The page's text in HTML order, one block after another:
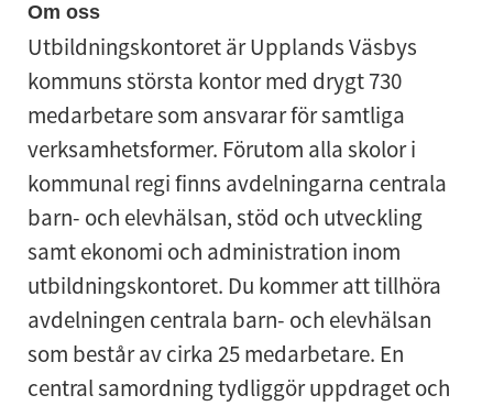
Om oss
Utbildningskontoret är Upplands Väsbys
kommuns största kontor med drygt 730
medarbetare som ansvarar för samtliga
verksamhetsformer. Förutom alla skolor i
kommunal regi finns avdelningarna centrala
barn- och elevhälsan, stöd och utveckling
samt ekonomi och administration inom
utbildningskontoret. Du kommer att tillhöra
avdelningen centrala barn- och elevhälsan
som består av cirka 25 medarbetare. En
central samordning tydliggör uppdraget och